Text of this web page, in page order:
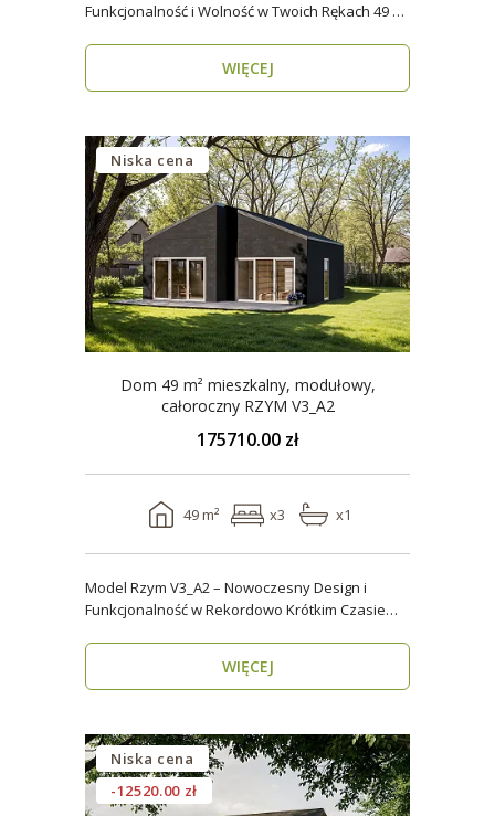
Funkcjonalność i Wolność w Twoich Rękach 49 m²
WIĘCEJ
Niska cena
Dom 49 m² mieszkalny, modułowy,
całoroczny RZYM V3_A2
175710.00 zł
49 m² x3 x1
Model Rzym V3_A2 – Nowoczesny Design i
Funkcjonalność w Rekordowo Krótkim Czasie
WIĘCEJ
Niska cena
-12520.00 zł